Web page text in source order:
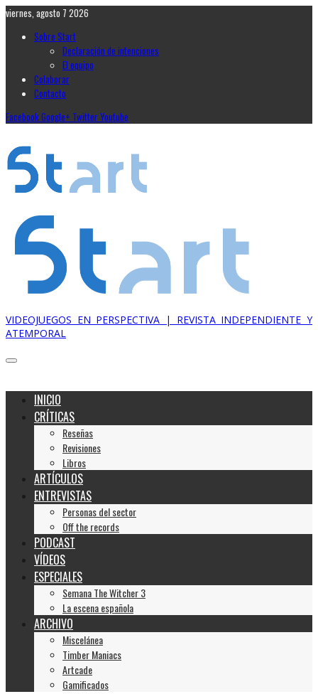
viernes, agosto 7 2026
Sobre Start
Declaración de intenciones
El equipo
Colaborar
Contacto
FacebookGoogle+ TwitterYoutube
VIDEOJUEGOS EN PERSPECTIVA | REVISTA INDEPENDIENTE Y
ATEMPORAL
INICIO
CRÍTICAS
Reseñas
Revisiones
Libros
ARTÍCULOS
ENTREVISTAS
Personas del sector
Off the records
PODCAST
VÍDEOS
ESPECIALES
Semana The Witcher 3
La escena española
ARCHIVO
Miscelánea
Timber Maniacs
Artcade
Gamificados